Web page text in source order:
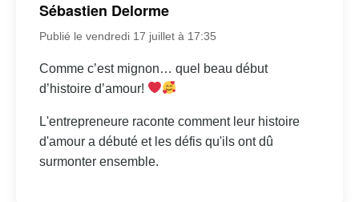
Sébastien Delorme
Publié le vendredi 17 juillet à 17:35
Comme c’est mignon… quel beau début
d’histoire d’amour!
L'entrepreneure raconte comment leur histoire
d'amour a débuté et les défis qu'ils ont dû
surmonter ensemble.